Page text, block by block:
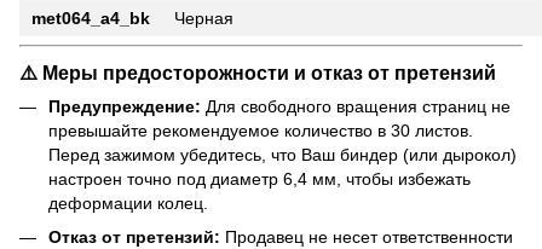
met064_a4_bk
Черная
⚠️ Меры предосторожности и отказ от претензий
Предупреждение: Для свободного вращения страниц не
превышайте рекомендуемое количество в 30 листов.
Перед зажимом убедитесь, что Ваш биндер (или дырокол)
настроен точно под диаметр 6,4 мм, чтобы избежать
деформации колец.
Отказ от претензий: Продавец не несет ответственности